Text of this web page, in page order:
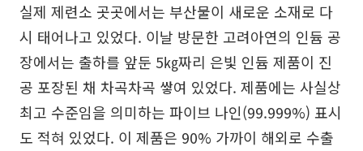
실제 제련소 곳곳에서는 부산물이 새로운 소재로 다
시 태어나고 있었다. 이날 방문한 고려아연의 인듐 공
장에서는 출하를 앞둔 5㎏짜리 은빛 인듐 제품이 진
공 포장된 채 차곡차곡 쌓여 있었다. 제품에는 사실상
최고 수준임을 의미하는 파이브 나인(99.999%) 표시
도 적혀 있었다. 이 제품은 90% 가까이 해외로 수출